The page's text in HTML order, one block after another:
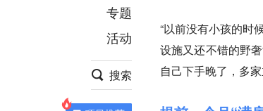
项目推荐
安徽
专题
活动
搜索
“以前没有小孩的时
设施又还不错的野
自己下手晚了，多家